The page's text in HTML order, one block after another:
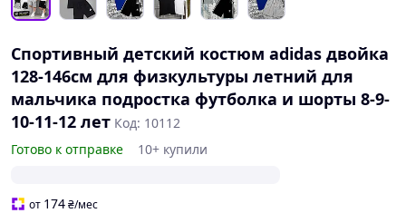
Спортивный детский костюм adidas двойка
128-146см для физкультуры летний для
мальчика подростка футболка и шорты 8-9-
10-11-12 лет Код: 10112
Готово к отправке
10+ купили
от 174₴/мес